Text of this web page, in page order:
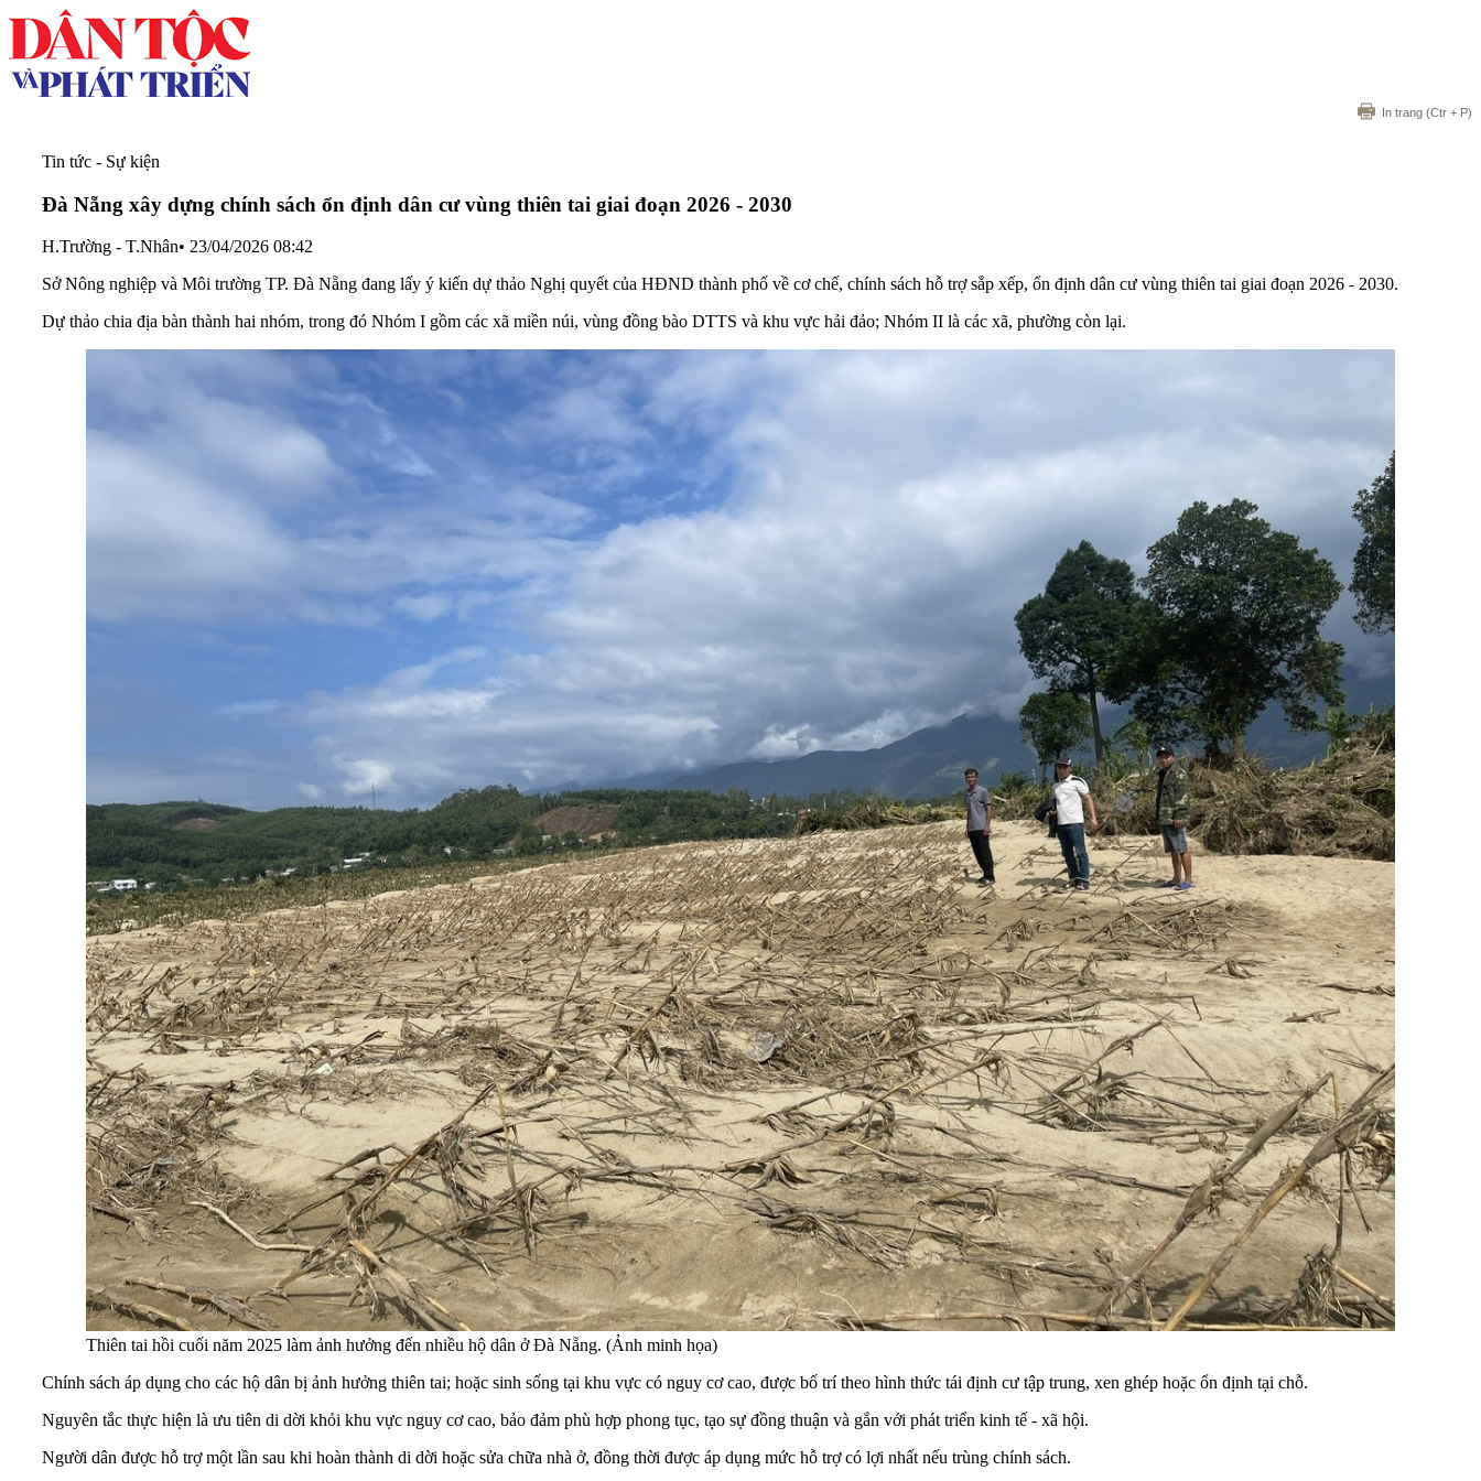
In trang (Ctr + P)
Tin tức - Sự kiện
Đà Nẵng xây dựng chính sách ổn định dân cư vùng thiên tai giai đoạn 2026 - 2030
H.Trường - T.Nhân• 23/04/2026 08:42
Sở Nông nghiệp và Môi trường TP. Đà Nẵng đang lấy ý kiến dự thảo Nghị quyết của HĐND thành phố về cơ chế, chính sách hỗ trợ sắp xếp, ổn định dân cư vùng thiên tai giai đoạn 2026 - 2030.
Dự thảo chia địa bàn thành hai nhóm, trong đó Nhóm I gồm các xã miền núi, vùng đồng bào DTTS và khu vực hải đảo; Nhóm II là các xã, phường còn lại.
Thiên tai hồi cuối năm 2025 làm ảnh hưởng đến nhiều hộ dân ở Đà Nẵng. (Ảnh minh họa)
Chính sách áp dụng cho các hộ dân bị ảnh hưởng thiên tai; hoặc sinh sống tại khu vực có nguy cơ cao, được bố trí theo hình thức tái định cư tập trung, xen ghép hoặc ổn định tại chỗ.
Nguyên tắc thực hiện là ưu tiên di dời khỏi khu vực nguy cơ cao, bảo đảm phù hợp phong tục, tạo sự đồng thuận và gắn với phát triển kinh tế - xã hội.
Người dân được hỗ trợ một lần sau khi hoàn thành di dời hoặc sửa chữa nhà ở, đồng thời được áp dụng mức hỗ trợ có lợi nhất nếu trùng chính sách.